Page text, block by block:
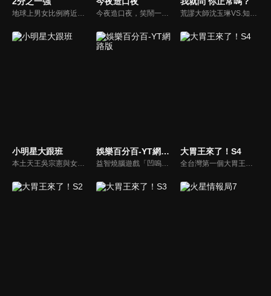
今夜造口夜，笑鬧一整夜。以網路自製嘲諷節目走紅、在網路擁有廣大支持群眾和影響力的主播「視網膜」，藉此一揉合綜藝與喜劇之談話性節目，帶觀眾以輕鬆之方式，瞭解時下最熱門、最能引起共鳴的社會議題、現象和人物。 多元的切入角度、最輕鬆易懂的議題剖析、言論尺度不設限！
小明星大跟班
本土天王吳宗憲與女兒吳姍儒（Sandy）搭檔主持，每集邀請來賓暢談演藝圈大小事，父女檔聯手笑果十足，老梗搭上新世代，最新組合強勢登場！
娛樂百分百-YT網路版
益智燒腦遊戲「凹嗚狼人殺」激發你的邏輯推理能力，偶像巨星雲集，全球娛樂資訊，一手掌握不脫節！2025全新升級改版，盡在《娛樂百分百-YT網路版》！
大胃王來了！S4
全台灣第一個大胃王美食節目，由主持人帶領大胃王們及名人來賓吃遍台灣美食，每趟旅程都有不同的美食主題以及遊戲互動，並藉由大胃王幸福地享用，讓觀眾深刻了解台灣美食文化的豐富特色！